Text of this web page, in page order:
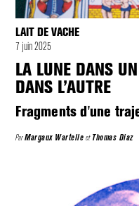
LAIT DE VACHE
7 juin 2025
LA LUNE DANS
DANS L’AUTRE
Fragments d'une
ParMargaux Wartelle et Thomas Diaz